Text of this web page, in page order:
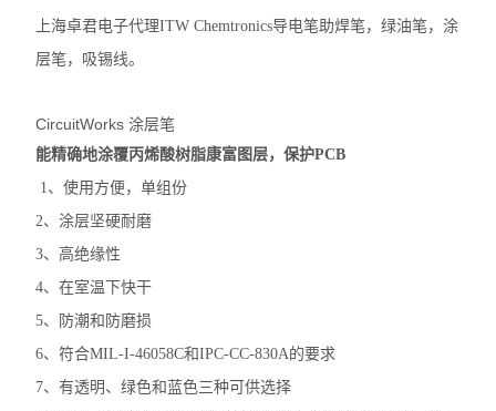
上海卓君电子代理ITW Chemtronics导电笔助焊笔，绿油笔，涂
层笔，吸锡线。
CircuitWorks 涂层笔
能精确地涂覆丙烯酸树脂康富图层，保护PCB
1、使用方便，单组份
2、涂层坚硬耐磨
3、高绝缘性
4、在室温下快干
5、防潮和防磨损
6、符合MIL-I-46058C和IPC-CC-830A的要求
7、有透明、绿色和蓝色三种可供选择